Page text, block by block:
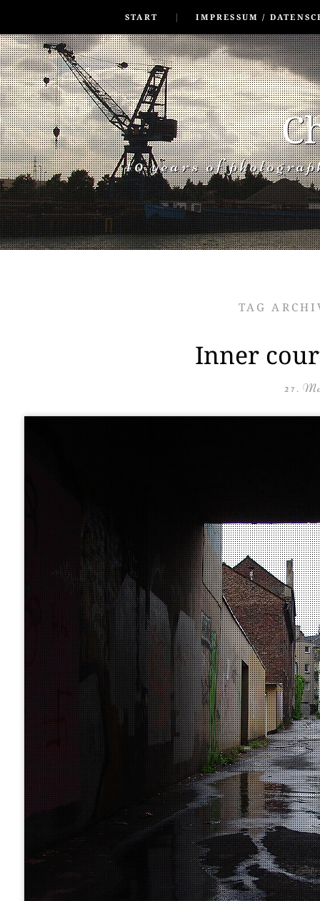
START
IMPRESSUM /
40 years of
TAG
Inner
27.